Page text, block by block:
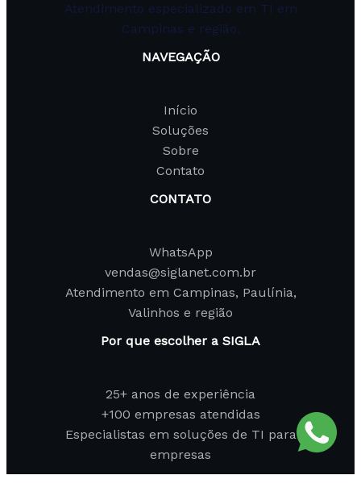
Atendimento especializado em TI em
Campinas e região.
NAVEGAÇÃO
Início
Soluções
Sobre
Contato
CONTATO
WhatsApp
vendas@siglanet.com.br
Atendimento em Campinas, Paulínia,
Valinhos e região
Por que escolher a SIGLA
25+ anos de experiência
+100 empresas atendidas
Especialistas em soluções de TI para
empresas